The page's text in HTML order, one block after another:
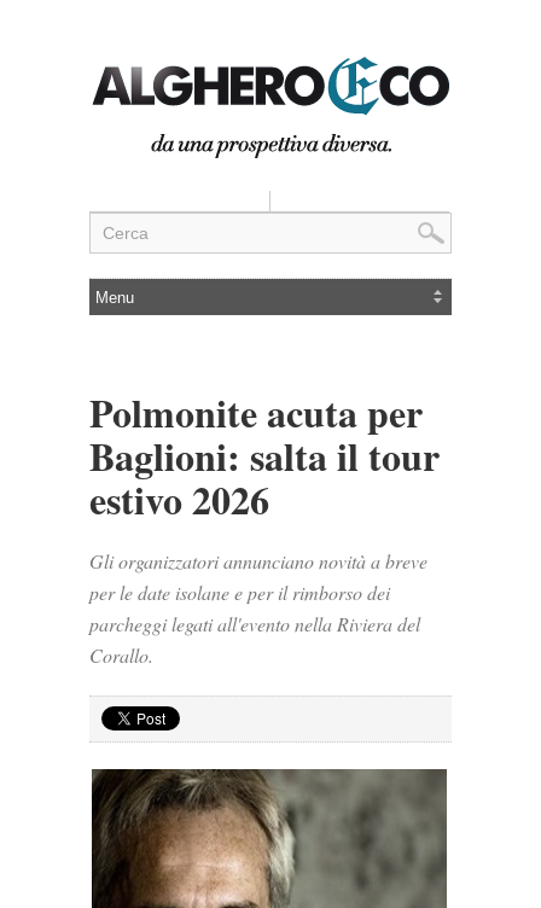
Polmonite acuta per
Baglioni: salta il tour
estivo 2026
Gli organizzatori annunciano novità a breve
per le date isolane e per il rimborso dei
parcheggi legati all'evento nella Riviera del
Corallo.